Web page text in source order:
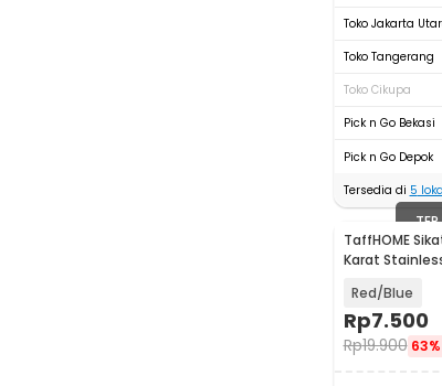
Toko Jakarta
Toko Tangerang
Toko Cikupa
Pick n Go Bekasi
Pick n Go Depok
Tersedia di 5
TaffHOME
Karat
Red/Blue
Rp7.500
Rp19.900 63%